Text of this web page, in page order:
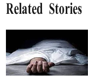
Related Stories